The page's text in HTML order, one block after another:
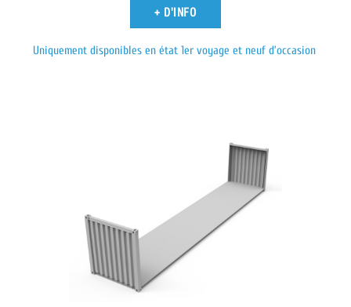
+ D'INFO
Uniquement disponibles en état 1er voyage et neuf d’occasion